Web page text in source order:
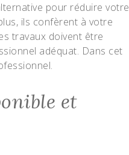
pour réduire votre
ils confèrent à votre
travaux doivent être
adéquat. Dans cet
et